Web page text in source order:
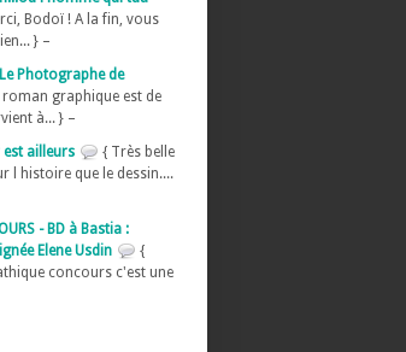
Bodoï ! A la fin, vous
} –
Le Photographe de
roman graphique est de
à... } –
est ailleurs
{ Très belle
l histoire que le dessin....
- BD à Bastia :
Elene Usdin
{
concours c'est une